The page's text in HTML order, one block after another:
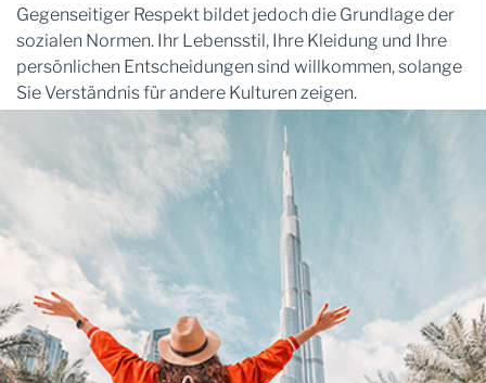
Gegenseitiger Respekt bildet jedoch die Grundlage der
sozialen Normen. Ihr Lebensstil, Ihre Kleidung und Ihre
persönlichen Entscheidungen sind willkommen, solange
Sie Verständnis für andere Kulturen zeigen.